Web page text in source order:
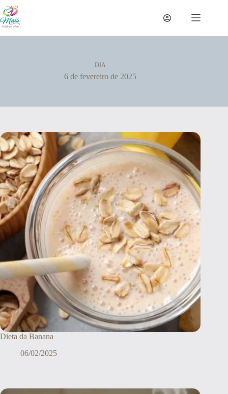
DIA
6 de fevereiro de 2025
Dieta da Banana
06/02/2025